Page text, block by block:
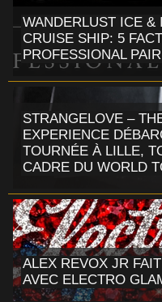
WANDERLUST ICE
CRUISE SHIP: 5
PROFESSIONAL
STRANGELOVE –
EXPERIENCE
TOURNÉE À LILLE,
CADRE DU WORLD
ALEX REVOX JR
AVEC ELECTRO